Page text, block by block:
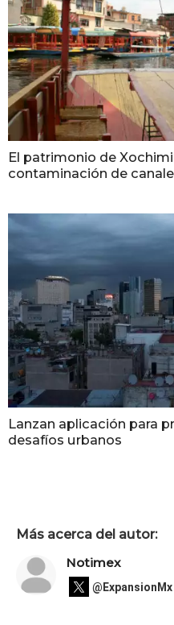
El patrimonio de
contaminación de
Lanzan aplicación para
desafíos urbanos
Más acerca del autor:
Notimex
@ExpansionMx